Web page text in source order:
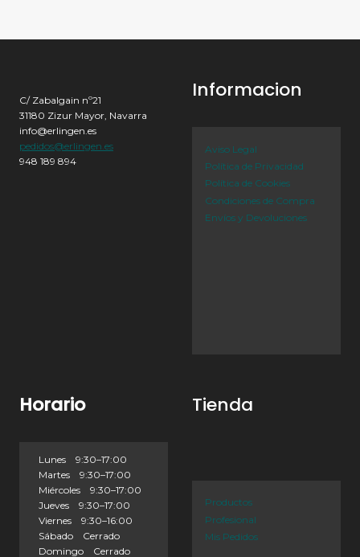
C/ Zabalgain nº21
31180 Zizur Mayor, Navarra
info@erlingen.es
pedidos@erlingen.es
948 189 894
Informacion
Aviso Legal
Política de Privacidad
Política de Cookies
Condiciones de Compra
Envíos y Devoluciones
Horario
Lunes 9:30–17:00
Martes 9:30–17:00
Miércoles 9:30–17:00
Jueves 9:30–17:00
Viernes 9:30–16:00
Sábado Cerrado
Domingo Cerrado
Tienda
Productos
Profesional
Mis Pedidos